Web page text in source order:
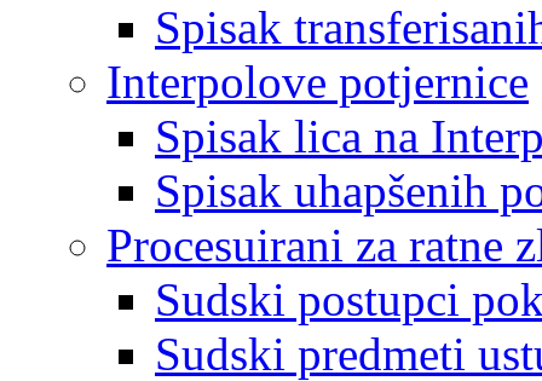
Spisak
Interpolove potjernice
Spisak lica na
Spisak uhapšenih
Procesuirani za ratne
Sudski postupci
Sudski predmeti